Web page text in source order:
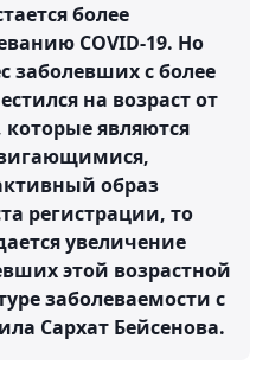
более
CОVІD-19. Но
заболевших с более
на возраст от
которые являются
образ
регистрации, то
увеличение
этой возрастной
заболеваемости с
Сархат Бейсенова.